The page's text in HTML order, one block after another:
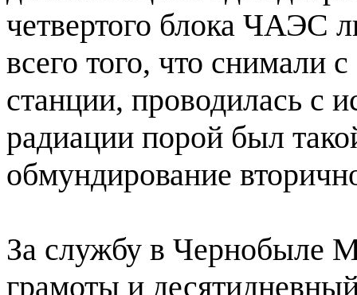
четвертого блока ЧАЭС
всего того, что снимали
станции, проводилась с
радиации порой был
обмундирование
За службу в Чернобыле
грамоты и